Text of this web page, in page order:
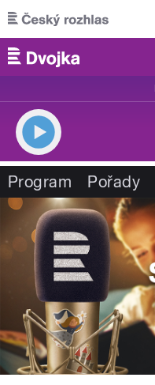
Přejít k hlavnímu obsahu
Program Pořady